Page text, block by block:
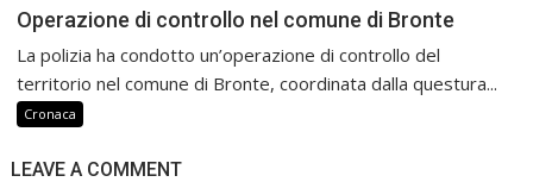
Operazione di controllo nel comune di Bronte
La polizia ha condotto un’operazione di controllo del
territorio nel comune di Bronte, coordinata dalla questura...
Cronaca
LEAVE A COMMENT